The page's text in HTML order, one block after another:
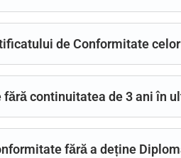
de Conformitate
continuitatea de 3 ani în
fără a deține